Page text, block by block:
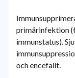
primärinfektion
immunstatus).
och encefalit.